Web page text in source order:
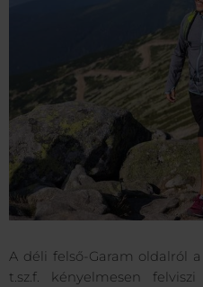
A déli felső-Garam oldalról
t.sz.f. kényelmesen